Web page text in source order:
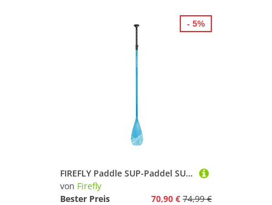
FIREFLY Paddle SUP-Paddel SUP Paddle FGLASS III
von Firefly
Bester Preis
70,90 € 74,99 €
- 5%